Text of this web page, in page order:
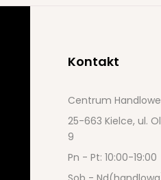
Kontakt
Centrum Handlowe
25-663 Kielce, ul.
9
Pn - Pt: 10:00-19:00